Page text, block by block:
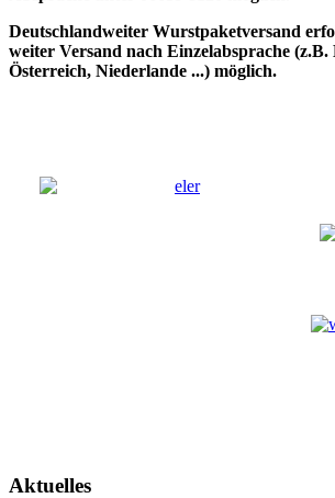
Deutschlandweiter Wurstpaketversand
weiter Versand nach Einzelabsprache (z.B.
Österreich, Niederlande ...) möglich.
Aktuelles